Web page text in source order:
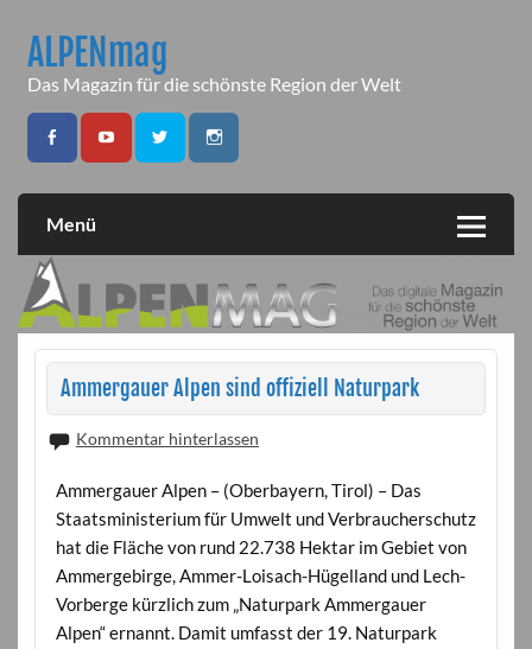
contentALPENmag
Das Magazin für die schönste Region der Welt
Menü
Ammergauer Alpen sind offiziell Naturpark
Kommentar hinterlassen
Ammergauer Alpen – (Oberbayern, Tirol) – Das
Staatsministerium für Umwelt und Verbraucherschutz
hat die Fläche von rund 22.738 Hektar im Gebiet von
Ammergebirge, Ammer-Loisach-Hügelland und Lech-
Vorberge kürzlich zum „Naturpark Ammergauer
Alpen“ ernannt. Damit umfasst der 19. Naturpark